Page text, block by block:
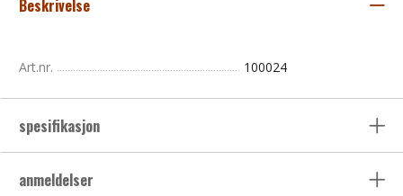
Beskrivelse
Art.nr. 100024
spesifikasjon
anmeldelser